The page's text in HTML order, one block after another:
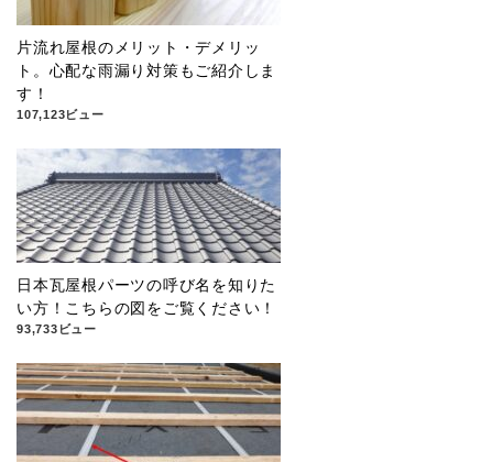
片流れ屋根のメリット・デメリッ
ト。心配な雨漏り対策もご紹介しま
す！
107,123ビュー
日本瓦屋根パーツの呼び名を知りた
い方！こちらの図をご覧ください！
93,733ビュー